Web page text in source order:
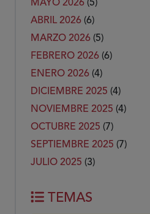
MAYO 2026 (5)
ABRIL 2026 (6)
MARZO 2026 (5)
FEBRERO 2026 (6)
ENERO 2026 (4)
DICIEMBRE 2025 (4)
NOVIEMBRE 2025 (4)
OCTUBRE 2025 (7)
SEPTIEMBRE 2025 (7)
JULIO 2025 (3)
TEMAS